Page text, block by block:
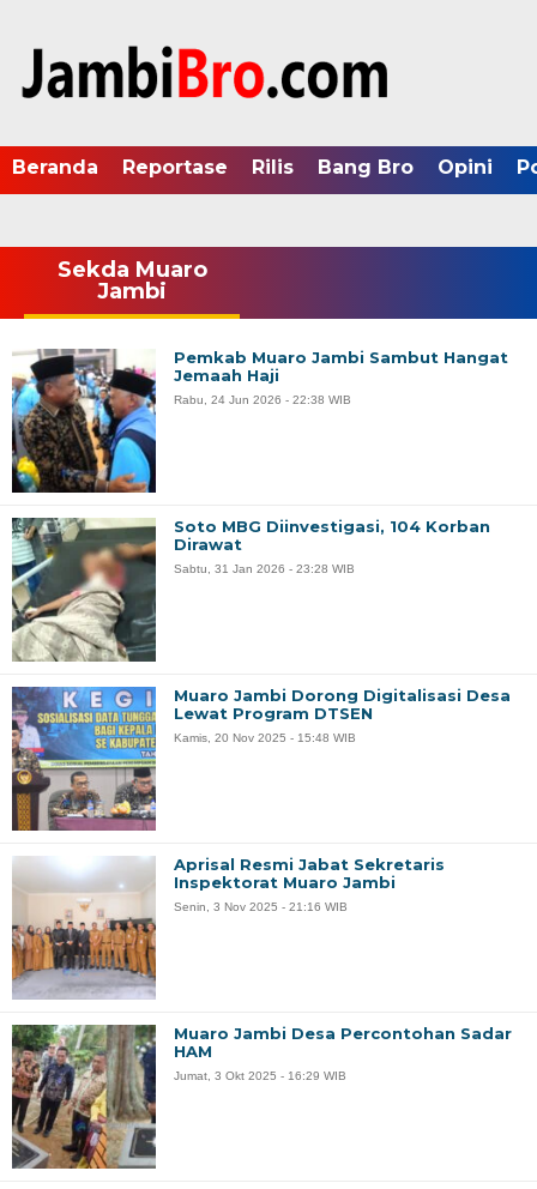
Beranda Reportase Rilis Bang Bro Opini
Sekda Muaro
Jambi
Pemkab Muaro Jambi Sambut Hangat
Jemaah Haji
Rabu, 24 Jun 2026 - 22:38 WIB
Soto MBG Diinvestigasi, 104 Korban
Dirawat
Sabtu, 31 Jan 2026 - 23:28 WIB
Muaro Jambi Dorong Digitalisasi Desa
Lewat Program DTSEN
Kamis, 20 Nov 2025 - 15:48 WIB
Aprisal Resmi Jabat Sekretaris
Inspektorat Muaro Jambi
Senin, 3 Nov 2025 - 21:16 WIB
Muaro Jambi Desa Percontohan Sadar
HAM
Jumat, 3 Okt 2025 - 16:29 WIB